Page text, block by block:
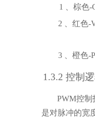
1 、棕色-
2
、红色-
3 、橙色-
1 .3.2 控制
PWM控制
是对脉冲的宽